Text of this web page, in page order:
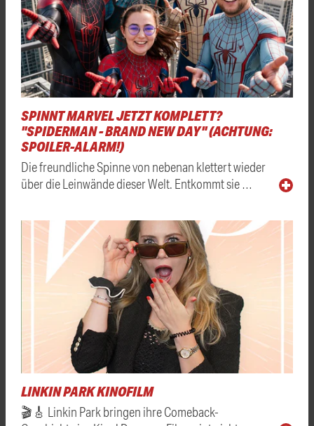
SPINNT MARVEL JETZT KOMPLETT?
"SPIDERMAN - BRAND NEW DAY" (ACHTUNG:
SPOILER-ALARM!)
Die freundliche Spinne von nebenan klettert wieder
über die Leinwände dieser Welt. Entkommt sie …
LINKIN PARK KINOFILM
🎬🎸 Linkin Park bringen ihre Comeback-